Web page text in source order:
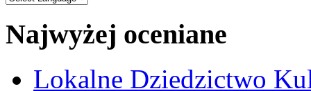
Najwyżej oceniane
Lokalne Dziedzictwo